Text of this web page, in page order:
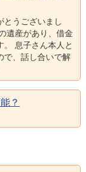
とうございまし
遺産があり、借金
。 息子さん本人と
で、話し合いで解
？